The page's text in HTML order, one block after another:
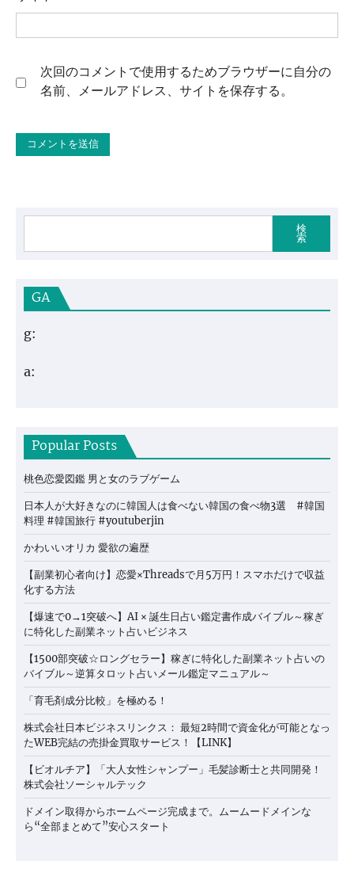
次回のコメントで使用するためブラウザーに自分の
名前、メールアドレス、サイトを保存する。
検
索
GA
g:
a:
Popular Posts
桃色恋愛図鑑 男と女のラブゲーム
日本人が大好きなのに韓国人は食べない韓国の食べ物3選 #韓国
料理 #韓国旅行 #youtuberjin
かわいいオリカ 愛欲の遍歴
【副業初心者向け】恋愛×Threadsで月5万円！スマホだけで収益
化する方法
【爆速で0→1突破へ】AI × 誕生日占い鑑定書作成バイブル～稼ぎ
に特化した副業ネット占いビジネス
【1500部突破☆ロングセラー】稼ぎに特化した副業ネット占いの
バイブル～逆算タロット占いメール鑑定マニュアル～
「育毛剤成分比較」を極める！
株式会社日本ビジネスリンクス： 最短2時間で資金化が可能となっ
たWEB完結の売掛金買取サービス！【LINK】
【ビオルチア】「大人女性シャンプー」毛髪診断士と共同開発！
株式会社ソーシャルテック
ドメイン取得からホームページ完成まで。ムームードメインな
ら“全部まとめて”安心スタート